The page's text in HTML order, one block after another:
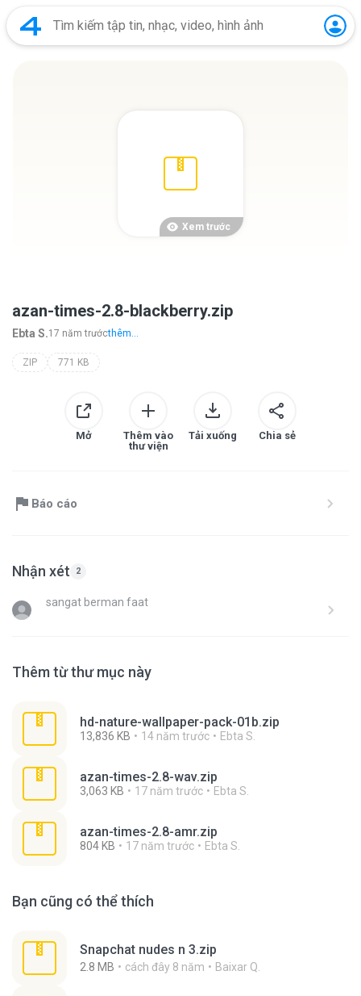
Xem trước
azan-times-2.8-blackberry.zip
Ebta S.17 năm trướcthêm...
ZIP 771 KB
Mở
Thêm vào
thư viện
Tải xuống Chia sẻ
Báo cáo
Nhận xét 2
sangat berman faat
Thêm từ thư mục này
hd-nature-wallpaper-pack-01b.zip
13,836 KB 14 năm trước Ebta S.
azan-times-2.8-wav.zip
3,063 KB 17 năm trước Ebta S.
azan-times-2.8-amr.zip
804 KB 17 năm trước Ebta S.
Bạn cũng có thể thích
Snapchat nudes n 3.zip
2.8 MB cách đây 8 năm Baixar Q.